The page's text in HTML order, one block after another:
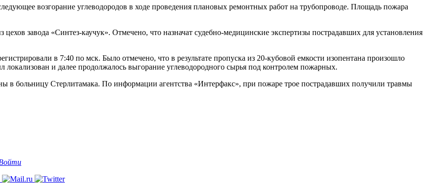
возгорание углеводородов в ходе проведения плановых ремонтных работ на трубопроводе. Площадь пожара
цехов завода «Синтез-каучук». Отмечено, что назначат судебно-медицинские экспертизы пострадавших для установления
в 7:40 по мск. Было отмечено, что в результате пропуска из 20-кубовой емкости изопентана произошло
и далее продолжалось выгорание углеводородного сырья под контролем пожарных.
в больницу Стерлитамака. По информации агентства «Интерфакс», при пожаре трое пострадавших получили травмы